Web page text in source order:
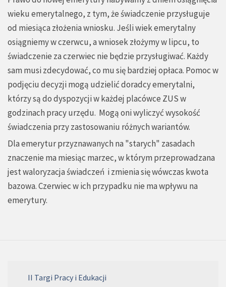
wieku emerytalnego, z tym, że świadczenie przysługuje
od miesiąca złożenia wniosku. Jeśli wiek emerytalny
osiągniemy w czerwcu, a wniosek złożymy w lipcu, to
świadczenie za czerwiec nie będzie przysługiwać. Każdy
sam musi zdecydować, co mu się bardziej opłaca. Pomoc w
podjęciu decyzji mogą udzielić doradcy emerytalni,
którzy są do dyspozycji w każdej placówce ZUS w
godzinach pracy urzędu. Mogą oni wyliczyć wysokość
świadczenia przy zastosowaniu różnych wariantów.
Dla emerytur przyznawanych na "starych" zasadach
znaczenie ma miesiąc marzec, w którym przeprowadzana
jest waloryzacja świadczeń i zmienia się wówczas kwota
bazowa. Czerwiec w ich przypadku nie ma wpływu na
emerytury.
II Targi Pracy i Edukacji